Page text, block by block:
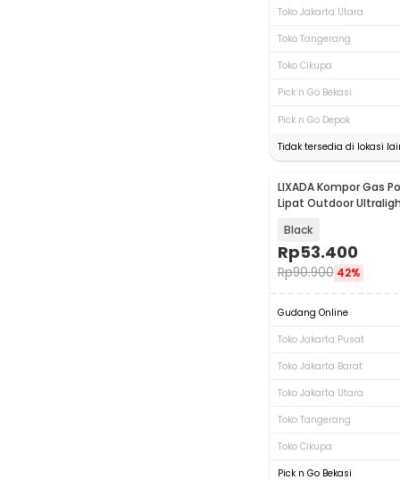
Toko Jakarta Utara
Toko Tangerang
Toko Cikupa
Pick n Go Bekasi
Pick n Go Depok
Tidak tersedia di lokasi
LIXADA Kompor Gas
Lipat Outdoor
Black
Rp53.400
Rp90.900 42%
Gudang Online
Toko Jakarta Pusat
Toko Jakarta Barat
Toko Jakarta Utara
Toko Tangerang
Toko Cikupa
Pick n Go Bekasi